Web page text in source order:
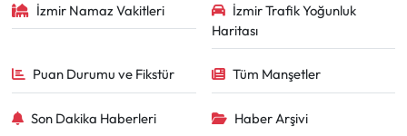
İzmir Namaz Vakitleri
İzmir Trafik Yoğunluk
Haritası
Puan Durumu ve Fikstür Tüm Manşetler
Son Dakika Haberleri Haber Arşivi